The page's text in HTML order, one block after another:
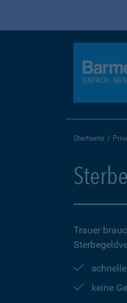
Startseite
Trauer
keine